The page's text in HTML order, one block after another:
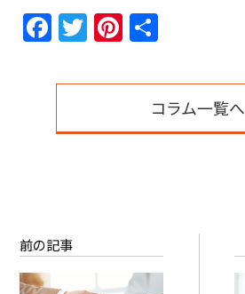
Facebook
TwitterPinterest
コラム一覧へ
前の記事